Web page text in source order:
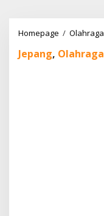
Homepage / Olahraga
Jepang, Olahraga